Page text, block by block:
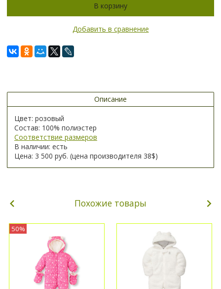
В корзину
Добавить в сравнение
Описание
Цвет: розовый
Состав: 100% полиэстер
Соответствие размеров
В наличии: есть
Цена: 3 500 руб. (цена производителя 38$)
Похожие товары
50%